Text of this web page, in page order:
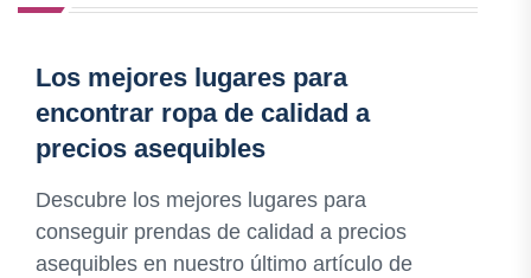
Los mejores lugares para
encontrar ropa de calidad a
precios asequibles
Descubre los mejores lugares para
conseguir prendas de calidad a precios
asequibles en nuestro último artículo de